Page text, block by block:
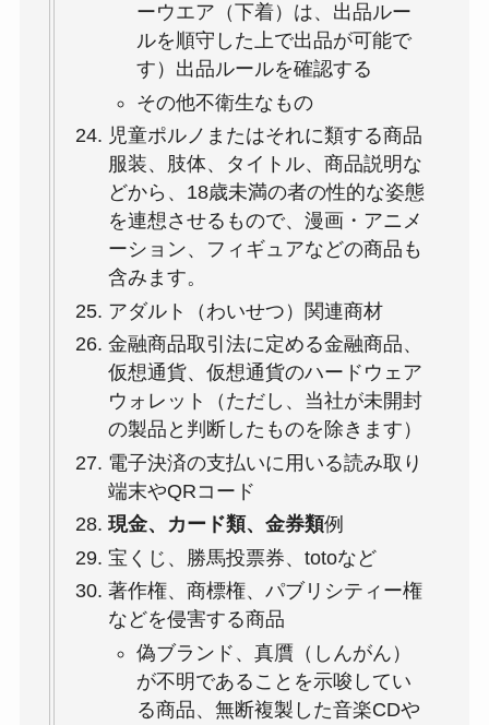
ーウエア（下着）は、出品ルー
ルを順守した上で出品が可能で
す）出品ルールを確認する
その他不衛生なもの
児童ポルノまたはそれに類する商品
服装、肢体、タイトル、商品説明な
どから、18歳未満の者の性的な姿態
を連想させるもので、漫画・アニメ
ーション、フィギュアなどの商品も
含みます。
アダルト（わいせつ）関連商材
金融商品取引法に定める金融商品、
仮想通貨、仮想通貨のハードウェア
ウォレット（ただし、当社が未開封
の製品と判断したものを除きます）
電子決済の支払いに用いる読み取り
端末やQRコード
現金、カード類、金券類例
宝くじ、勝馬投票券、totoなど
著作権、商標権、パブリシティー権
などを侵害する商品
偽ブランド、真贋（しんがん）
が不明であることを示唆してい
る商品、無断複製した音楽CDや